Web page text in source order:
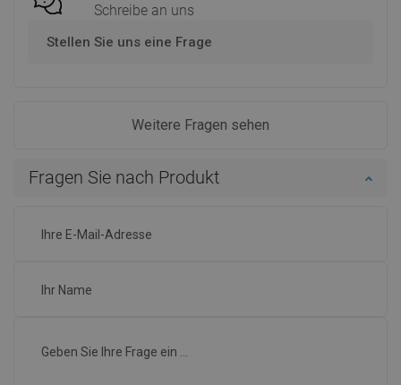
Schreibe an uns
Stellen Sie uns eine Frage
Weitere Fragen sehen
Fragen Sie nach Produkt